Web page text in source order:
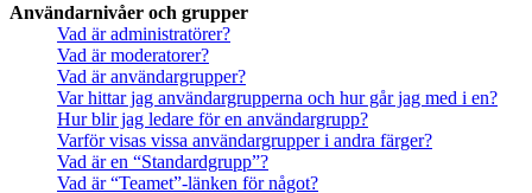
Användarnivåer och grupper
Vad är administratörer?
Vad är moderatorer?
Vad är användargrupper?
Var hittar jag användargrupperna och hur går jag med i en?
Hur blir jag ledare för en användargrupp?
Varför visas vissa användargrupper i andra färger?
Vad är en “Standardgrupp”?
Vad är “Teamet”-länken för något?